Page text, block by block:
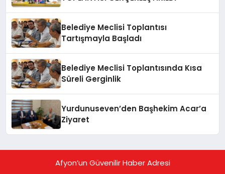
Belediye Meclisi Toplantısı
Tartışmayla Başladı
Belediye Meclisi Toplantısında Kısa
Süreli Gerginlik
Yurdunuseven’den Başhekim Acar’a
Ziyaret
Afyon’un Güvenilir Haber Adresi